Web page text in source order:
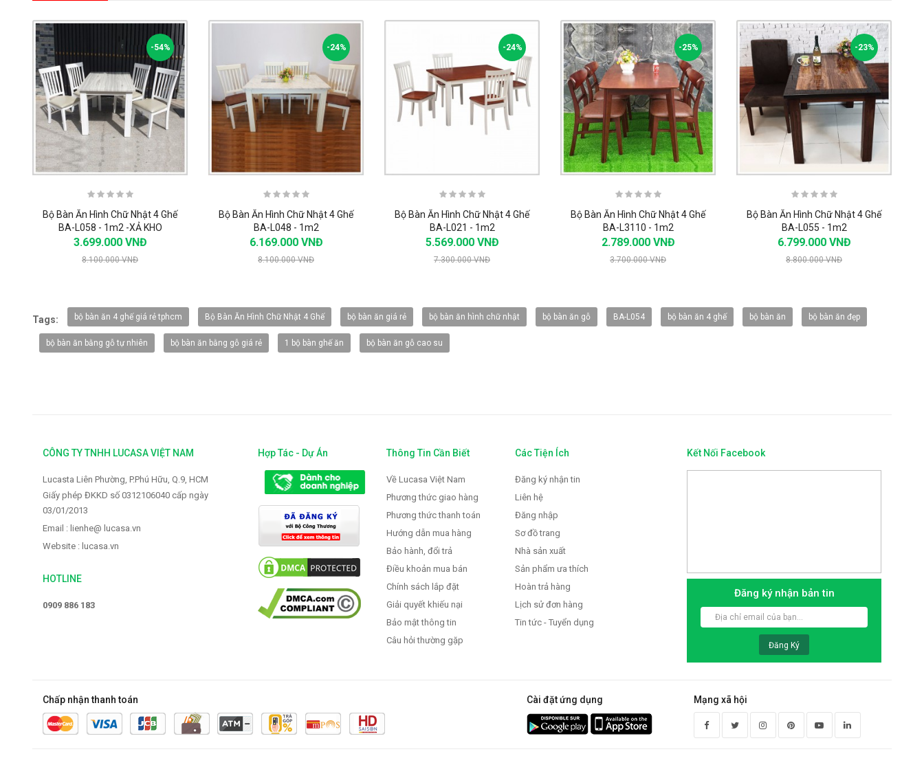
-54%
Bộ Bàn Ăn Hình Chữ Nhật 4 Ghế
BA-L058 - 1m2 -XẢ KHO
3.699.000 VNĐ
8.100.000 VNĐ
-24%
Bộ Bàn Ăn Hình Chữ Nhật 4 Ghế
BA-L048 - 1m2
6.169.000 VNĐ
8.100.000 VNĐ
-24%
Bộ Bàn Ăn Hình Chữ Nhật 4 Ghế
BA-L021 - 1m2
5.569.000 VNĐ
7.300.000 VNĐ
-25%
Bộ Bàn Ăn Hình Chữ Nhật 4 Ghế
BA-L3110 - 1m2
2.789.000 VNĐ
3.700.000 VNĐ
-23%
Bộ Bàn Ăn Hình Chữ Nhật 4 Ghế
BA-L055 - 1m2
6.799.000 VNĐ
8.800.000 VNĐ
-20%
Vòi rửa Faster FS-928
2.319.000 VNĐ
Vòi rửa Faster FS-923
2.399.000 VNĐ
3.000.000 VNĐ
-20%
Vòi rửa Faster FS-921W
2.559.000 VNĐ
3.200.000 VNĐ
-20%
Vòi rửa Faster FS-911SS
-20%
Tags: bộ bàn ăn 4 ghế giá rẻ tphcm Bộ Bàn Ăn Hình Chữ Nhật 4 Ghế bộ bàn ăn giá rẻ bộ bàn ăn hình chữ nhật bộ bàn ăn gỗ BA-L054 bộ bàn ăn 4 ghế bộ bàn ăn bộ bàn ăn đẹp
bộ bàn ăn bằng gỗ tự nhiên bộ bàn ăn bằng gỗ giá rẻ 1 bộ bàn ghế ăn bộ bàn ăn gỗ cao su
CÔNG TY TNHH LUCASA VIỆT NAM
Lucasta Liên Phường, P.Phú Hữu, Q.9, HCM
Giấy phép ĐKKD số 0312106040 cấp ngày
03/01/2013
Email : lienhe@ lucasa.vn
Website : lucasa.vn
HOTLINE
0909 886 183
Hợp Tác - Dự Án Thông Tin Cần Biết
Về Lucasa Việt Nam
Phương thức giao hàng
Phương thức thanh toán
Hướng dẫn mua hàng
Bảo hành, đổi trả
Điều khoản mua bán
Chính sách lắp đặt
Giải quyết khiếu nại
Bảo mật thông tin
Câu hỏi thường gặp
Các Tiện Ích
Đăng ký nhận tin
Liên hệ
Đăng nhập
Sơ đồ trang
Nhà sản xuất
Sản phẩm ưa thích
Hoàn trả hàng
Lịch sử đơn hàng
Tin tức - Tuyển dụng
Kết Nối Facebook
Đăng ký nhận bản tin
Đăng Ký
Chấp nhận thanh toán Mạng xã hội
Cài đặt ứng dụng